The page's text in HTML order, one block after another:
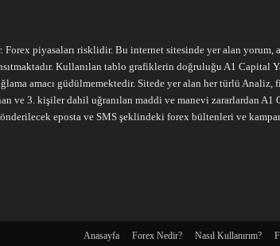
Forex piyasaları risklidir. Bu internet sitesinde yer alan
Kullanılan tablo grafiklerin doğruluğu A1 Capital
amacı güdülmemektedir. Sitede yer alan her türlü
3. kişiler dahil uğranılan maddi ve manevi zararlardan A1
eposta ve SMS şeklindeki forex bültenleri ve
Anasayfa Forex Nedir? Nasıl Kullanırım?